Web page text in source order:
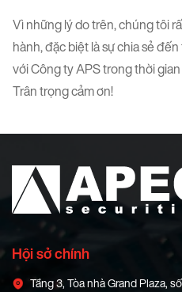
Vì những lý do trên, chúng tôi
hành, đặc biệt là sự chia sẻ
với Công ty APS trong thời
Trân trọng cảm ơn!
Hội sở chính
Tầng 3, Tòa nhà Grand Plaza,